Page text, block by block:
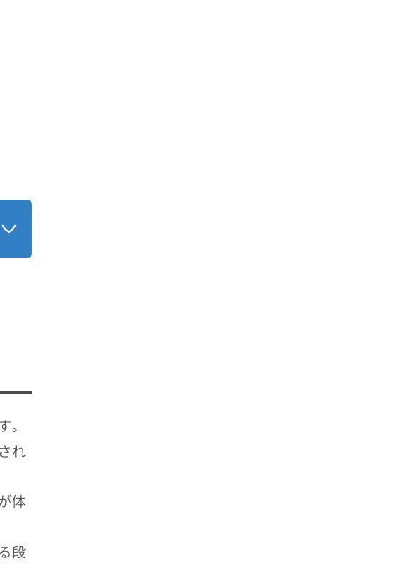
れ
体
段